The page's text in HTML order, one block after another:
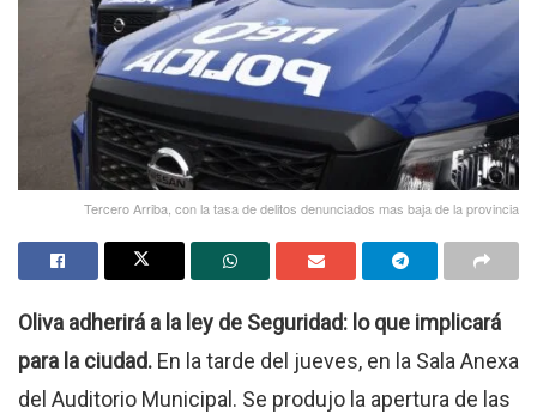
Tercero Arriba, con la tasa de delitos denunciados mas baja de la provincia
Oliva adherirá a la ley de Seguridad: lo que implicará
para la ciudad. En la tarde del jueves, en la Sala Anexa
del Auditorio Municipal. Se produjo la apertura de las